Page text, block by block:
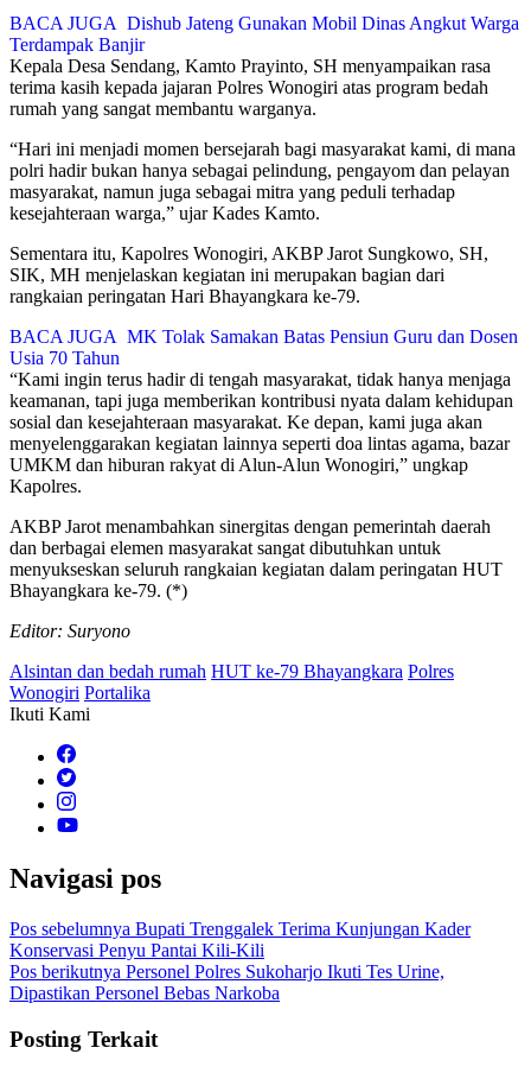
BACA JUGA Dishub Jateng Gunakan Mobil Dinas Angkut Warga
Terdampak Banjir
Kepala Desa Sendang, Kamto Prayinto, SH menyampaikan rasa
terima kasih kepada jajaran Polres Wonogiri atas program bedah
rumah yang sangat membantu warganya.
“Hari ini menjadi momen bersejarah bagi masyarakat kami, di mana
polri hadir bukan hanya sebagai pelindung, pengayom dan pelayan
masyarakat, namun juga sebagai mitra yang peduli terhadap
kesejahteraan warga,” ujar Kades Kamto.
Sementara itu, Kapolres Wonogiri, AKBP Jarot Sungkowo, SH,
SIK, MH menjelaskan kegiatan ini merupakan bagian dari
rangkaian peringatan Hari Bhayangkara ke-79.
BACA JUGA MK Tolak Samakan Batas Pensiun Guru dan Dosen
Usia 70 Tahun
“Kami ingin terus hadir di tengah masyarakat, tidak hanya menjaga
keamanan, tapi juga memberikan kontribusi nyata dalam kehidupan
sosial dan kesejahteraan masyarakat. Ke depan, kami juga akan
menyelenggarakan kegiatan lainnya seperti doa lintas agama, bazar
UMKM dan hiburan rakyat di Alun-Alun Wonogiri,” ungkap
Kapolres.
AKBP Jarot menambahkan sinergitas dengan pemerintah daerah
dan berbagai elemen masyarakat sangat dibutuhkan untuk
menyukseskan seluruh rangkaian kegiatan dalam peringatan HUT
Bhayangkara ke-79. (*)
Editor: Suryono
Alsintan dan bedah rumah HUT ke-79 Bhayangkara Polres
Wonogiri Portalika
Ikuti Kami
Navigasi pos
Pos sebelumnya Bupati Trenggalek Terima Kunjungan Kader
Konservasi Penyu Pantai Kili-Kili
Pos berikutnya Personel Polres Sukoharjo Ikuti Tes Urine,
Dipastikan Personel Bebas Narkoba
Posting Terkait